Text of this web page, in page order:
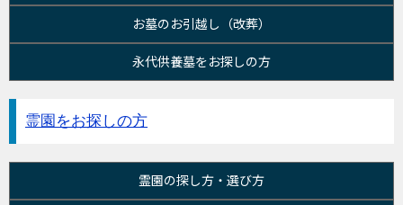
お墓のお引越し（改葬）
永代供養墓をお探しの方
霊園をお探しの方
霊園の探し方・選び方